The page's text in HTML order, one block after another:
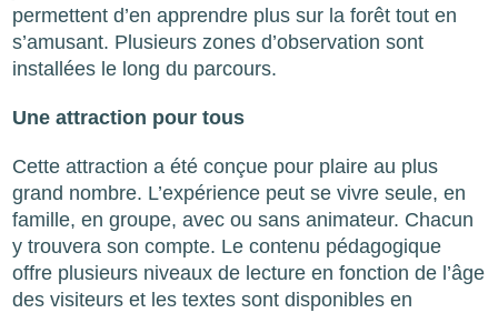
permettent d’en apprendre plus sur la forêt tout en
s’amusant. Plusieurs zones d’observation sont
installées le long du parcours.
Une attraction pour tous
Cette attraction a été conçue pour plaire au plus
grand nombre. L’expérience peut se vivre seule, en
famille, en groupe, avec ou sans animateur. Chacun
y trouvera son compte. Le contenu pédagogique
offre plusieurs niveaux de lecture en fonction de l’âge
des visiteurs et les textes sont disponibles en